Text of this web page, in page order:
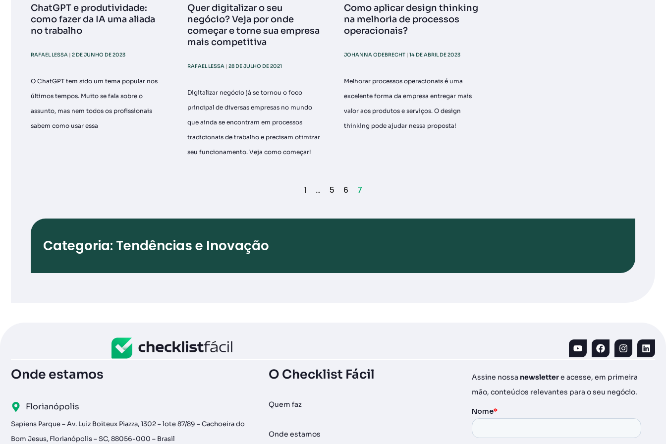
ChatGPT e produtividade:
como fazer da IA uma aliada
no trabalho
RAFAEL LESSA 2 DE JUNHO DE 2023
O ChatGPT tem sido um tema popular nos
últimos tempos. Muito se fala sobre o
assunto, mas nem todos os profissionais
sabem como usar essa
Quer digitalizar o seu
negócio? Veja por onde
começar e torne sua empresa
mais competitiva
RAFAEL LESSA 28 DE JULHO DE 2021
Digitalizar negócio já se tornou o foco
principal de diversas empresas no mundo
que ainda se encontram em processos
tradicionais de trabalho e precisam otimizar
seu funcionamento. Veja como começar!
Como aplicar design thinking
na melhoria de processos
operacionais?
JOHANNA ODEBRECHT 14 DE ABRIL DE 2023
Melhorar processos operacionais é uma
excelente forma da empresa entregar mais
valor aos produtos e serviços. O design
thinking pode ajudar nessa proposta!
1 … 5 6 7
Categoria: Tendências e Inovação
Onde estamos
Florianópolis
Sapiens Parque – Av. Luiz Boiteux Piazza, 1302 – lote 87/89 – Cachoeira do
Bom Jesus, Florianópolis – SC, 88056-000 – Brasil
O Checklist Fácil
Quem faz
Onde estamos
Assine nossa newslettere acesse, em primeira
mão, conteúdos relevantes para o seu negócio.